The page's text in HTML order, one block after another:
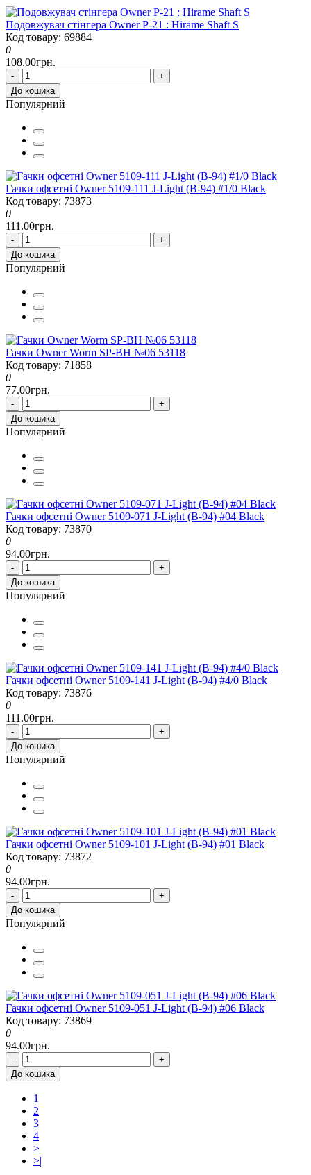
Подовжувач стінгера Owner P-21 : Hirame Shaft S
Код товару: 69884
0
108.00грн.
-
+
До кошика
Популярний
Гачки офсетні Owner 5109-111 J-Light (B-94) #1/0 Black
Код товару: 73873
0
111.00грн.
-
+
До кошика
Популярний
Гачки Owner Worm SP-BH №06 53118
Код товару: 71858
0
77.00грн.
-
+
До кошика
Популярний
Гачки офсетні Owner 5109-071 J-Light (B-94) #04 Black
Код товару: 73870
0
94.00грн.
-
+
До кошика
Популярний
Гачки офсетні Owner 5109-141 J-Light (B-94) #4/0 Black
Код товару: 73876
0
111.00грн.
-
+
До кошика
Популярний
Гачки офсетні Owner 5109-101 J-Light (B-94) #01 Black
Код товару: 73872
0
94.00грн.
-
+
До кошика
Популярний
Гачки офсетні Owner 5109-051 J-Light (B-94) #06 Black
Код товару: 73869
0
94.00грн.
-
+
До кошика
1
2
3
4
>
>|